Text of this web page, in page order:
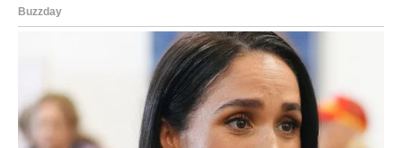
Blagoslov zvijezda dolazi kroz ljude koji vas vole, prilike
koje vam otvaraju nova vrata i događaje koji vraćaju vjeru
da se dobre stvari zaista dešavaju onima koji nisu prestali
sanjati.